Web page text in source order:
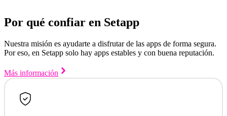
Por qué confiar en Setapp
Nuestra misión es ayudarte a disfrutar de las apps de forma segura.
Por eso, en Setapp solo hay apps estables y con buena reputación.
Más información